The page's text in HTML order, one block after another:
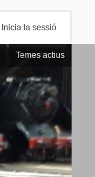
Inicia la sessió
Temes actius